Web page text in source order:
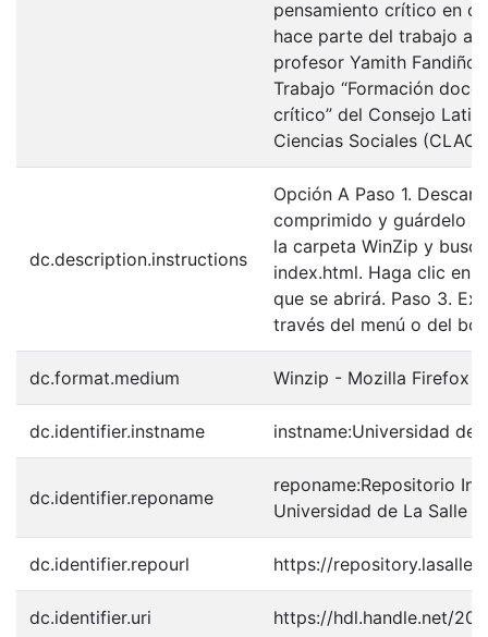
pensamiento crítico en
hace parte del trabajo
profesor Yamith Fandiño
Trabajo “Formación
crítico” del Consejo
Ciencias Sociales
dc.description.instructions
Opción A Paso 1.
comprimido y guárdelo
la carpeta WinZip y
index.html. Haga clic en
que se abrirá. Paso 3.
través del menú o del
dc.format.medium Winzip - Mozilla Firefox
dc.identifier.instname instname:Universidad de
dc.identifier.reponame
reponame:Repositorio
Universidad de La Salle
dc.identifier.repourl https://
dc.identifier.uri https://hdl.handle.net/